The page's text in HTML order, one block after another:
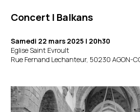
Concert | Balkans
Samedi 22 mars 2025 | 20h30
Eglise Saint Evroult
Rue Fernand Lechanteur, 50230 AGON-